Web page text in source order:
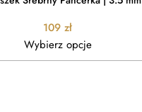
109 zł
Wybierz opcje